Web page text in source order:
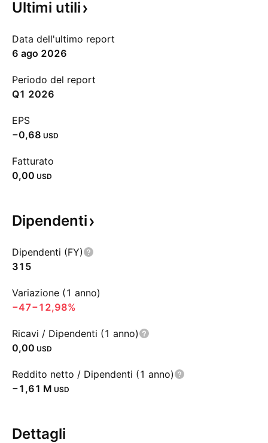
Ultimi utili
Data dell'ultimo report
6 ago 2026
Periodo del report
Q1 2026
EPS
−0,68 USD
Fatturato
0,00 USD
Dipendenti
Dipendenti (FY)
315
Variazione (1 anno)
−47−12,98%
Ricavi / Dipendenti (1 anno)
0,00 USD
Reddito netto / Dipendenti (1 anno)
‪−1,61 M‬ USD
Dettagli